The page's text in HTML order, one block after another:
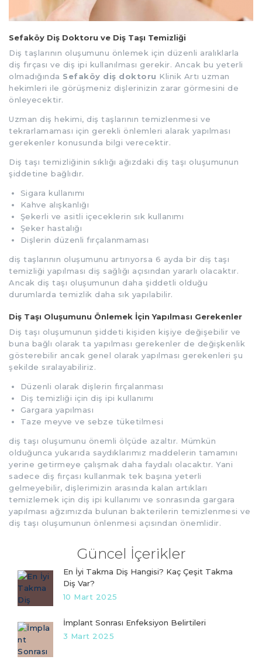
Sefaköy Diş Doktoru ve Diş Taşı Temizliği
Diş taşlarının oluşumunu önlemek için düzenli aralıklarla
diş fırçası ve diş ipi kullanılması gerekir. Ancak bu yeterli
olmadığında Sefaköy diş doktoru Klinik Artı uzman
hekimleri ile görüşmeniz dişlerinizin zarar görmesini de
önleyecektir.
Uzman diş hekimi, diş taşlarının temizlenmesi ve
tekrarlamaması için gerekli önlemleri alarak yapılması
gerekenler konusunda bilgi verecektir.
Diş taşı temizliğinin sıklığı ağızdaki diş taşı oluşumunun
şiddetine bağlıdır.
Sigara kullanımı
Kahve alışkanlığı
Şekerli ve asitli içeceklerin sık kullanımı
Şeker hastalığı
Dişlerin düzenli fırçalanmaması
diş taşlarının oluşumunu artırıyorsa 6 ayda bir diş taşı
temizliği yapılması diş sağlığı açısından yararlı olacaktır.
Ancak diş taşı oluşumunun daha şiddetli olduğu
durumlarda temizlik daha sık yapılabilir.
Diş Taşı Oluşumunu Önlemek İçin Yapılması Gerekenler
Diş taşı oluşumunun şiddeti kişiden kişiye değişebilir ve
buna bağlı olarak ta yapılması gerekenler de değişkenlik
gösterebilir ancak genel olarak yapılması gerekenleri şu
şekilde sıralayabiliriz.
Düzenli olarak dişlerin fırçalanması
Diş temizliği için diş ipi kullanımı
Gargara yapılması
Taze meyve ve sebze tüketilmesi
diş taşı oluşumunu önemli ölçüde azaltır. Mümkün
olduğunca yukarıda saydıklarımız maddelerin tamamını
yerine getirmeye çalışmak daha faydalı olacaktır. Yani
sadece diş fırçası kullanmak tek başına yeterli
gelmeyebilir, dişlerimizin arasında kalan artıkları
temizlemek için diş ipi kullanımı ve sonrasında gargara
yapılması ağzımızda bulunan bakterilerin temizlenmesi ve
diş taşı oluşumunun önlenmesi açısından önemlidir.
Güncel İçerikler
En İyi Takma Diş Hangisi? Kaç Çeşit Takma
Diş Var?
10 Mart 2025
İmplant Sonrası Enfeksiyon Belirtileri
3 Mart 2025